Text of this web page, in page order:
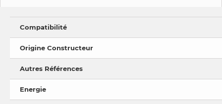
Compatibilité
Origine Constructeur
Autres Références
Energie